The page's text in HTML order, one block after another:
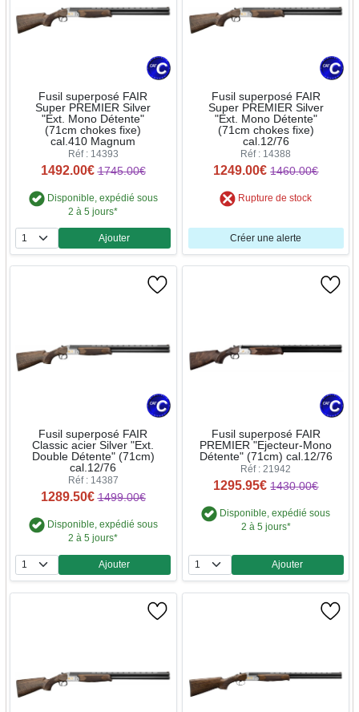
Fusil superposé FAIR
Super PREMIER Silver
"Ext. Mono Détente"
(71cm chokes fixe)
cal.410 Magnum
Réf : 14393
1492.00€ 1745.00€
Disponible, expédié sous
2 à 5 jours*
Quantité
Ajouter
Fusil superposé FAIR
Super PREMIER Silver
"Ext. Mono Détente"
(71cm chokes fixe)
cal.12/76
Réf : 14388
1249.00€ 1460.00€
Rupture de stock
Créer une alerte
Fusil superposé FAIR
Classic acier Silver "Ext.
Double Détente" (71cm)
cal.12/76
Réf : 14387
1289.50€ 1499.00€
Disponible, expédié sous
2 à 5 jours*
Quantité
Ajouter
Fusil superposé FAIR
PREMIER "Ejecteur-Mono
Détente" (71cm) cal.12/76
Réf : 21942
1295.95€ 1430.00€
Disponible, expédié sous
2 à 5 jours*
Quantité
Ajouter